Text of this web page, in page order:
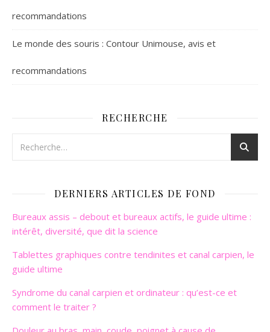
recommandations
Le monde des souris : Contour Unimouse, avis et
recommandations
RECHERCHE
DERNIERS ARTICLES DE FOND
Bureaux assis – debout et bureaux actifs, le guide ultime :
intérêt, diversité, que dit la science
Tablettes graphiques contre tendinites et canal carpien, le
guide ultime
Syndrome du canal carpien et ordinateur : qu’est-ce et
comment le traiter ?